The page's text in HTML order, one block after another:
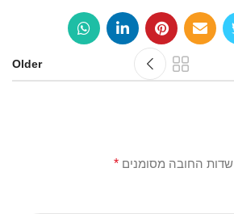
Older
שדות החובה מסומנים *